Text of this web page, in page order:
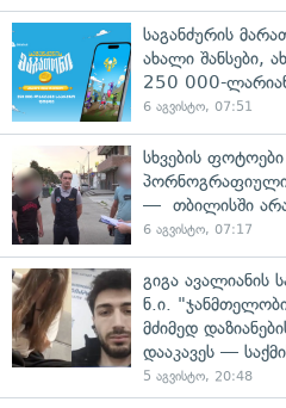
საგანძურის
ახალი შანსები,
250 000-
6 აგვისტო, 07:51
სხვების
პორნოგრაფიული
— თბილისში
6 აგვისტო, 07:17
გიგა ავალიანის
ნ.ი.
მძიმედ
დააკავეს —
5 აგვისტო, 20:48